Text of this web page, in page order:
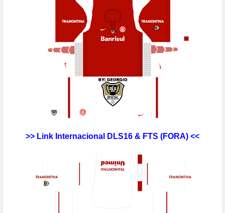
>> Link Internacional DLS16 & FTS (FORA) <<